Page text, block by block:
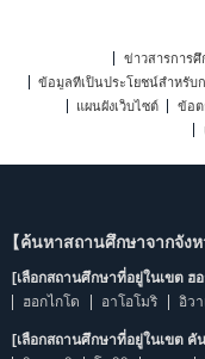
ข่าวสารการ
ข้อมูลที่เป็นประโยชน์สำหรับ
แผนผังเว็บไซต์
ข้อต
【ค้นหาสถานศึกษาจากจัง
[เลือกสถานศึกษาที่อยู่ในเขต ฮ
ฮอกไกโด
อาโอโมริ อิวา
[เลือกสถานศึกษาที่อยู่ในเขต คั